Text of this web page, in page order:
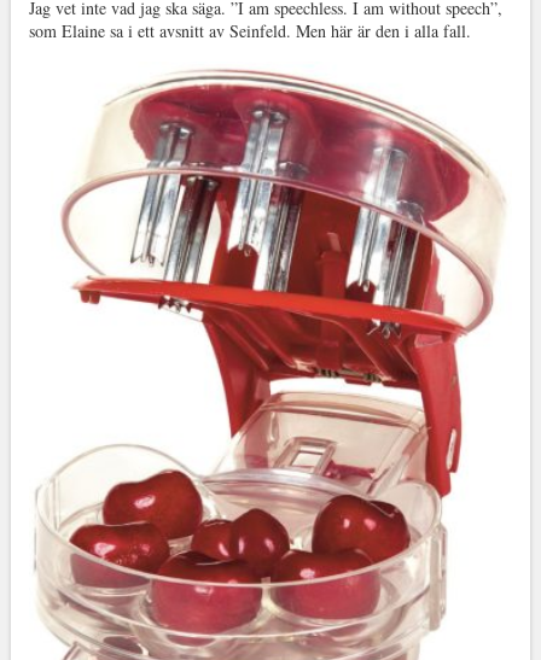
Jag vet inte vad jag ska säga. ”I am speechless. I am without speech”,
som Elaine sa i ett avsnitt av Seinfeld. Men här är den i alla fall.